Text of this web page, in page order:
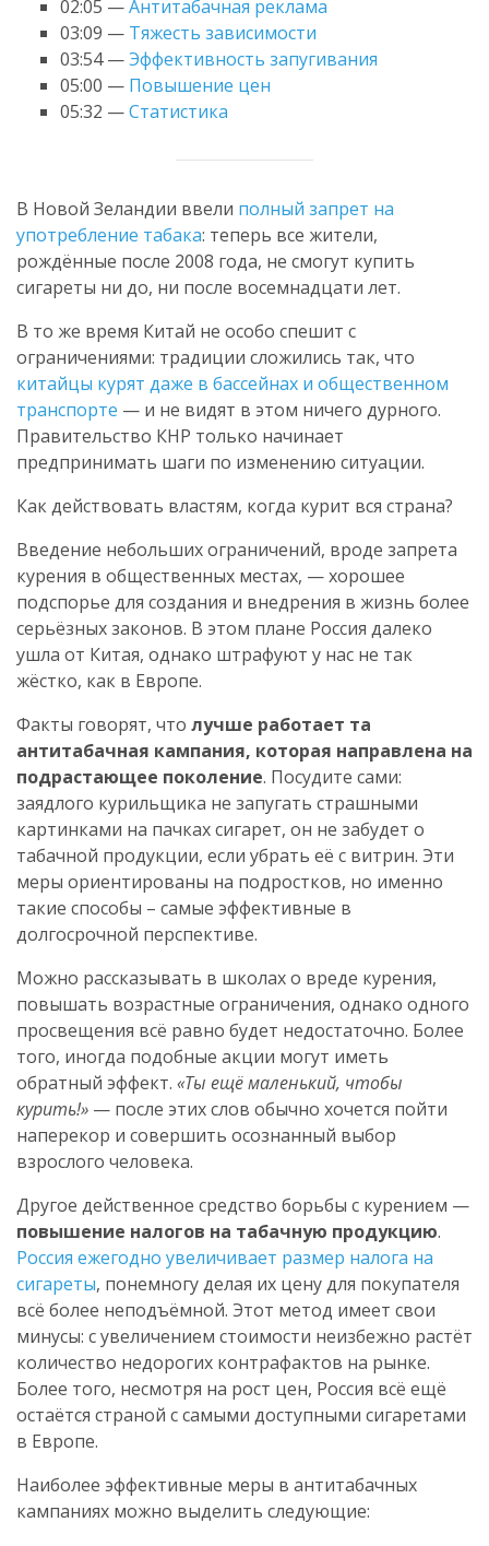
02:05 —Антитабачная реклама
03:09 — Тяжесть зависимости
03:54 —Эффективность запугивания
05:00 — Повышение цен
05:32 —Статистика
В Новой Зеландии ввели полный запрет на
употребление табака: теперь все жители,
рождённые после 2008 года, не смогут купить
сигареты ни до, ни после восемнадцати лет.
В то же время Китай не особо спешит с
ограничениями: традиции сложились так, что
китайцы курят даже в бассейнах и общественном
транспорте — и не видят в этом ничего дурного.
Правительство КНР только начинает
предпринимать шаги по изменению ситуации.
Как действовать властям, когда курит вся страна?
Введение небольших ограничений, вроде запрета
курения в общественных местах, — хорошее
подспорье для создания и внедрения в жизнь более
серьёзных законов. В этом плане Россия далеко
ушла от Китая, однако штрафуют у нас не так
жёстко, как в Европе.
Факты говорят, что лучше работает та
антитабачная кампания, которая направлена на
подрастающее поколение. Посудите сами:
заядлого курильщика не запугать страшными
картинками на пачках сигарет, он не забудет о
табачной продукции, если убрать её с витрин. Эти
меры ориентированы на подростков, но именно
такие способы – самые эффективные в
долгосрочной перспективе.
Можно рассказывать в школах о вреде курения,
повышать возрастные ограничения, однако одного
просвещения всё равно будет недостаточно. Более
того, иногда подобные акции могут иметь
обратный эффект. «Ты ещё маленький, чтобы
курить!» — после этих слов обычно хочется пойти
наперекор и совершить осознанный выбор
взрослого человека.
Другое действенное средство борьбы с курением —
повышение налогов на табачную продукцию.
Россия ежегодно увеличивает размер налога на
сигареты, понемногу делая их цену для покупателя
всё более неподъёмной. Этот метод имеет свои
минусы: с увеличением стоимости неизбежно растёт
количество недорогих контрафактов на рынке.
Более того, несмотря на рост цен, Россия всё ещё
остаётся страной с самыми доступными сигаретами
в Европе.
Наиболее эффективные меры в антитабачных
кампаниях можно выделить следующие: